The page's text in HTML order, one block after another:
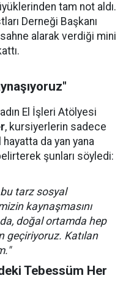
tam not aldı.
Derneği Başkanı
alarak verdiği mini
El İşleri Atölyesi
, kursiyerlerin sadece
da yan yana
şunları söyledi:
bu tarz sosyal
kaynaşmasını
doğal ortamda hep
geçiriyoruz. Katılan
Tebessüm Her